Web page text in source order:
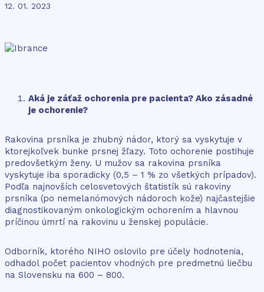
12. 01. 2023
Aká je záťaž ochorenia pre pacienta? Ako zásadné
je ochorenie?
Rakovina prsníka je zhubný nádor, ktorý sa vyskytuje v
ktorejkoľvek bunke prsnej žľazy. Toto ochorenie postihuje
predovšetkým ženy. U mužov sa rakovina prsníka
vyskytuje iba sporadicky (0,5 – 1 % zo všetkých prípadov).
Podľa najnovších celosvetových štatistík sú rakoviny
prsníka (po nemelanómových nádoroch kože) najčastejšie
diagnostikovaným onkologickým ochorením a hlavnou
príčinou úmrtí na rakovinu u ženskej populácie.
Odborník, ktorého NIHO oslovilo pre účely hodnotenia,
odhadol počet pacientov vhodných pre predmetnú liečbu
na Slovensku na 600 – 800.